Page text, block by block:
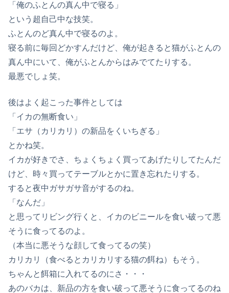
「俺のふとんの真ん中で寝る」
という超自己中な技笑。
ふとんのど真ん中で寝るのよ。
寝る前に毎回どかすんだけど、俺が起きると猫がふとんの
真ん中にいて、俺がふとんからはみでてたりする。
最悪でしょ笑。
後はよく起こった事件としては
「イカの無断食い」
「エサ（カリカリ）の新品をくいちぎる」
とかね笑。
イカが好きでさ、ちょくちょく買ってあげたりしてたんだ
けど、時々買ってテーブルとかに置き忘れたりする。
すると夜中ガサガサ音がするのね。
「なんだ」
と思ってリビング行くと、イカのビニールを食い破って悪
そうに食ってるのよ。
（本当に悪そうな顔して食ってるの笑）
カリカリ（食べるとカリカリする猫の餌ね）もそう。
ちゃんと餌箱に入れてるのにさ・・・
あのバカは、新品の方を食い破って悪そうに食ってるのね